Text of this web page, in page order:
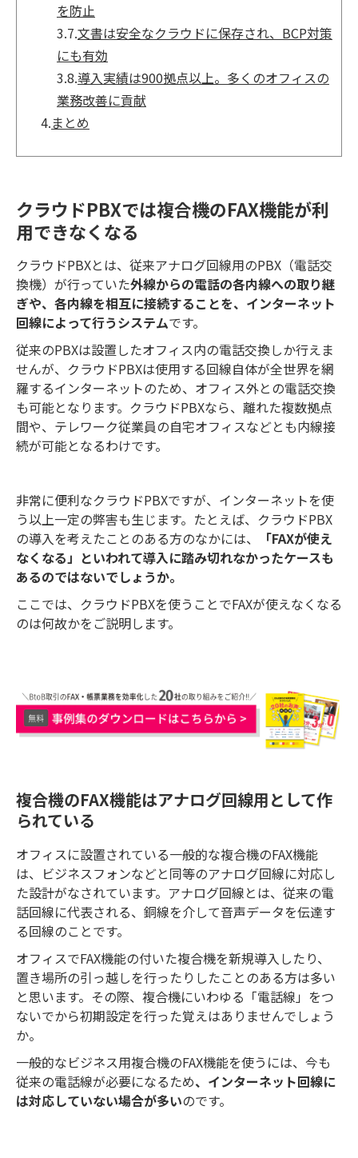
を防止
3.7.文書は安全なクラウドに保存され、BCP対策
にも有効
3.8.導入実績は900拠点以上。多くのオフィスの
業務改善に貢献
4.まとめ
クラウドPBXでは複合機のFAX機能が利
用できなくなる
クラウドPBXとは、従来アナログ回線用のPBX（電話交
換機）が行っていた外線からの電話の各内線への取り継
ぎや、各内線を相互に接続することを、インターネット
回線によって行うシステムです。
従来のPBXは設置したオフィス内の電話交換しか行えま
せんが、クラウドPBXは使用する回線自体が全世界を網
羅するインターネットのため、オフィス外との電話交換
も可能となります。クラウドPBXなら、離れた複数拠点
間や、テレワーク従業員の自宅オフィスなどとも内線接
続が可能となるわけです。
非常に便利なクラウドPBXですが、インターネットを使
う以上一定の弊害も生じます。たとえば、クラウドPBX
の導入を考えたことのある方のなかには、
「FAXが使え
なくなる」といわれて導入に踏み切れなかったケースも
あるのではないでしょうか。
ここでは、クラウドPBXを使うことでFAXが使えなくなる
のは何故かをご説明します。
複合機のFAX機能はアナログ回線用として作
られている
オフィスに設置されている一般的な複合機のFAX機能
は、ビジネスフォンなどと同等のアナログ回線に対応し
た設計がなされています。アナログ回線とは、従来の電
話回線に代表される、銅線を介して音声データを伝達す
る回線のことです。
オフィスでFAX機能の付いた複合機を新規導入したり、
置き場所の引っ越しを行ったりしたことのある方は多い
と思います。その際、複合機にいわゆる「電話線」をつ
ないでから初期設定を行った覚えはありませんでしょう
か。
一般的なビジネス用複合機のFAX機能を使うには、今も
従来の電話線が必要になるため、インターネット回線に
は対応していない場合が多いのです。